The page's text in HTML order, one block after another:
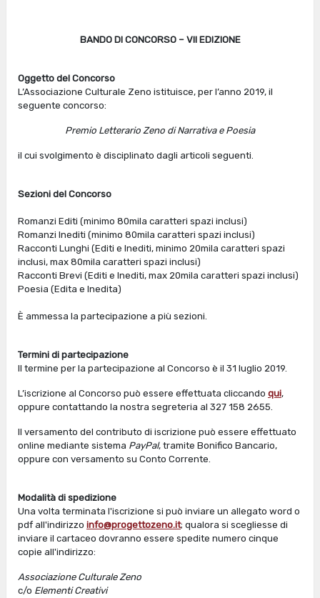
BANDO DI CONCORSO – VII EDIZIONE
Oggetto del Concorso
L’Associazione Culturale Zeno istituisce, per l’anno 2019, il
seguente concorso:
Premio Letterario Zeno di Narrativa e Poesia
il cui svolgimento è disciplinato dagli articoli seguenti.
Sezioni del Concorso
Romanzi Editi (minimo 80mila caratteri spazi inclusi)
Romanzi Inediti (minimo 80mila caratteri spazi inclusi)
Racconti Lunghi (Editi e Inediti, minimo 20mila caratteri spazi
inclusi, max 80mila caratteri spazi inclusi)
Racconti Brevi (Editi e Inediti, max 20mila caratteri spazi inclusi)
Poesia (Edita e Inedita)
È ammessa la partecipazione a più sezioni.
Termini di partecipazione
Il termine per la partecipazione al Concorso è il 31 luglio 2019.
L’iscrizione al Concorso può essere effettuata cliccando qui,
oppure contattando la nostra segreteria al 327 158 2655.
Il versamento del contributo di iscrizione può essere effettuato
online mediante sistema PayPal, tramite Bonifico Bancario,
oppure con versamento su Conto Corrente.
Modalità di spedizione
Una volta terminata l'iscrizione si può inviare un allegato word o
pdf all'indirizzo info@progettozeno.it; qualora si scegliesse di
inviare il cartaceo dovranno essere spedite numero cinque
copie all'indirizzo:
Associazione Culturale Zeno
c/o Elementi Creativi